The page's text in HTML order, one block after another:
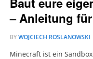
– Anleitung
BYWOJCIECH ROSLANOWSKI
Minecraft ist ein